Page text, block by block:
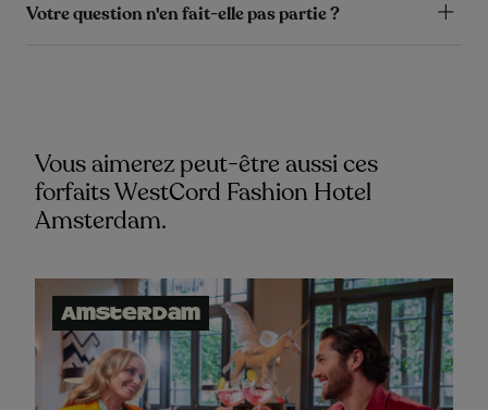
Votre question n'en fait-elle pas partie ?
Vous aimerez peut-être aussi ces
forfaits WestCord Fashion Hotel
Amsterdam.
Amsterdam